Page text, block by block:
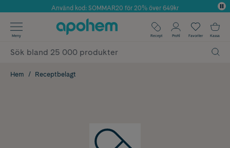
Årets Butik 2025 inom Skönhet
Använd kod: SOMMAR20 för 20% över 649kr
✓ Fri frakt
✓ Poäng på alla köp*
Meny Recept Profil Favoriter Kassa
Hem Receptbelagt